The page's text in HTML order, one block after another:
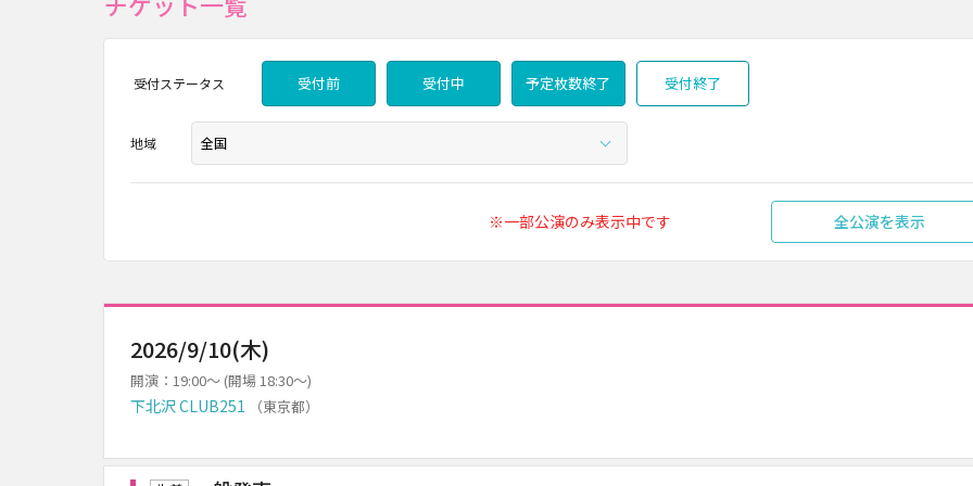
受付ステータス 受付前 受付中 予定枚数終了 受付終了
地域
※一部公演のみ表示中です 全公演を表示
2026/9/10(木)
開演：19:00～ (開場 18:30～)
下北沢 CLUB251 （東京都）